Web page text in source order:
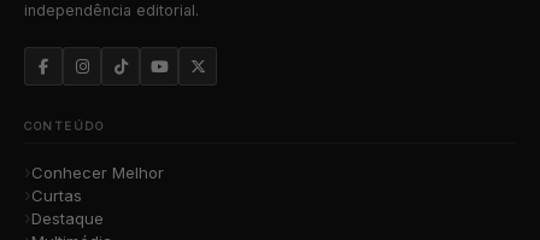
independência editorial.
CONTEÚDO
Conhecer Melhor
Curtas
Destaque